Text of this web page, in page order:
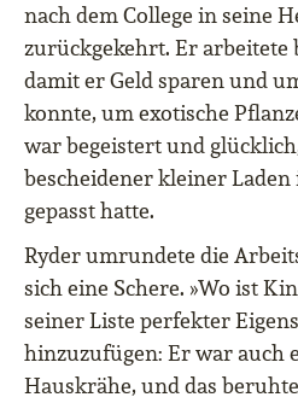
nach dem College in seine
zurückgekehrt. Er arbeitete
damit er Geld sparen und
konnte, um exotische
war begeistert und
bescheidener kleiner
gepasst hatte.
Ryder umrundete die
sich eine Schere. »Wo ist
seiner Liste perfekter
hinzuzufügen: Er war auch
Hauskrähe, und das